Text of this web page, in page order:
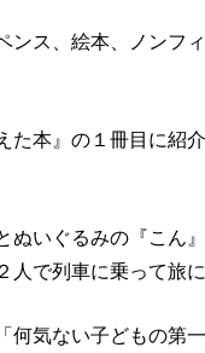
ンス、絵本、ノンフ
た本』の１冊目に紹
ぬいぐるみの『こん
で列車に乗って旅に
何気ない子どもの第